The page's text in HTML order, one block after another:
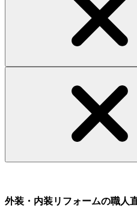
外装・内装リフォームの職人